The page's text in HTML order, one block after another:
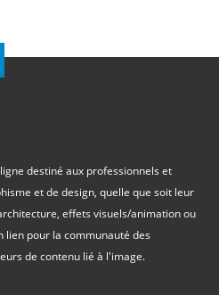
destiné aux professionnels et
et de design, quelle que soit leur
effets visuels/animation ou
lien pour la communauté des
de contenu lié à l'image.